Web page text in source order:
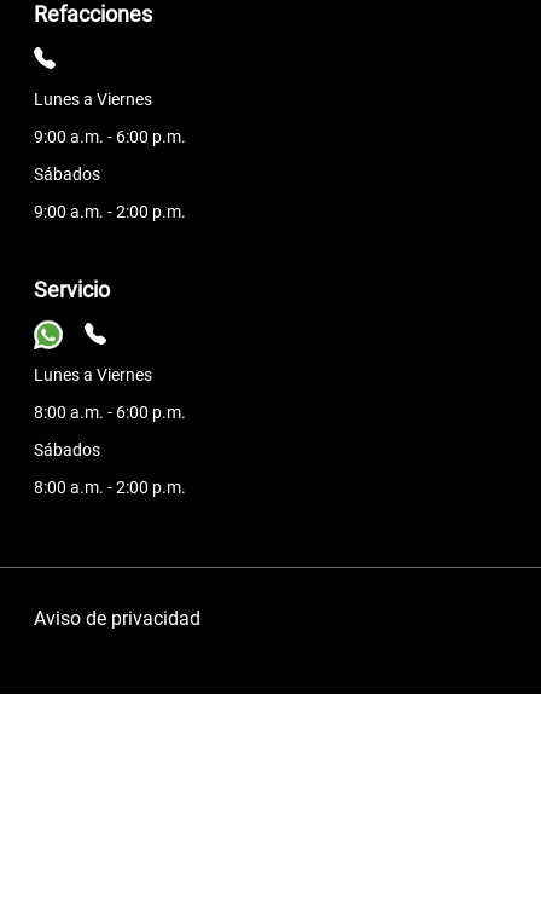
Refacciones
Lunes a Viernes
9:00 a.m. - 6:00 p.m.
Sábados
9:00 a.m. - 2:00 p.m.
Servicio
Lunes a Viernes
8:00 a.m. - 6:00 p.m.
Sábados
8:00 a.m. - 2:00 p.m.
Aviso de privacidad